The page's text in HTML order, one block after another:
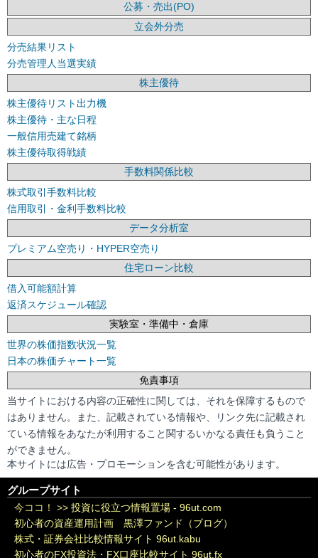
公募・売出(PO)
立会外分売
分売結果リスト
分売管理人当選実績
株主優待
株主優待リスト出力機
株主優待・主な日程
一般信用売建て銘柄
株主優待取得戦績
手数料関係比較
株式取引手数料比較
信用取引・金利手数料比較
データ分析室
プレミアム空売り・HYPER空売り
住宅ローン比較
借入可能額計算
返済スケジュール確認
実験室・準備中・倉庫
世界の株価指数状況一覧
日本の株価チャート一覧
免責事項
当サイトにおける内容の正確性に関しては、それを保障するもので
はありません。また、記載されている情報や、リンク先に記載され
ている情報をあなたが利用すること関するいかなる責任も負うこと
ができません。
本サイトには広告・プロモーションを含む可能性があります。
グループサイト
今ココ！ >> 投資に役立つ情報置場 - 96ut.com
初心者の資産運用計画 黒澤ファンド（ブログ）
株式・証券会社比較情報サイト 96ut.kabu
初心者のFX投資法・FX口座比較サイト 96ut.fx